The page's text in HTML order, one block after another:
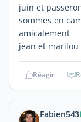
juin et
sommes en
amicalement
jean et marilou
Réagir
Fabien543